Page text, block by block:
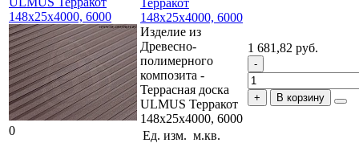
148x25x4000, 6000
0
148x25x4000, 6000
Изделие из
Древесно-
полимерного
композита -
Террасная доска
ULMUS Терракот
148x25x4000, 6000
Ед. изм. м.кв.
1 681,82 руб.
В корзину